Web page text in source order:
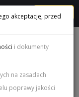
MENU
FC 26
akceptację, przed
i dokumenty
na zasadach
poprawy jakości